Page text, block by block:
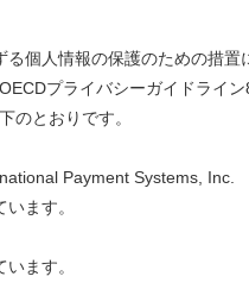
る個人情報の保護のための措置
プライバシーガイドライ
のとおりです。
Payment Systems, Inc.
ます。
ます。